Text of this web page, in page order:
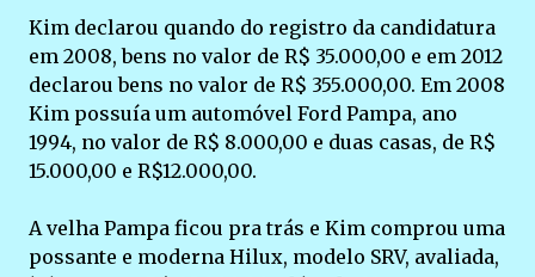
Kim declarou quando do registro da candidatura
em 2008, bens no valor de R$ 35.000,00 e em 2012
declarou bens no valor de R$ 355.000,00. Em 2008
Kim possuía um automóvel Ford Pampa, ano
1994, no valor de R$ 8.000,00 e duas casas, de R$
15.000,00 e R$12.000,00.
A velha Pampa ficou pra trás e Kim comprou uma
possante e moderna Hilux, modelo SRV, avaliada,